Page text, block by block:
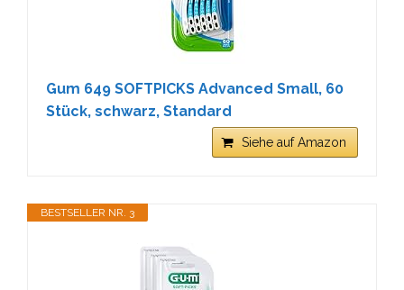
Gum 649 SOFTPICKS Advanced Small, 60
Stück, schwarz, Standard
Siehe auf Amazon
BESTSELLER NR. 3